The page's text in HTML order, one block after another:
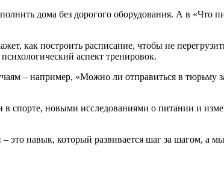
дома без дорогого оборудования. А в «Что
как построить расписание, чтобы не
аспект тренировок.
– например, «Можно ли отправиться в тюрьму
спорте, новыми исследованиями о питании и
это навык, который развивается шаг за шагом, а